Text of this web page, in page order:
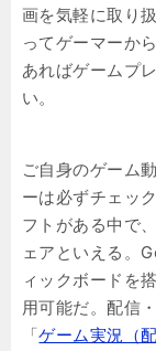
画を気軽に取り
ってゲーマーか
あればゲームプ
い。
ご自身のゲーム
ーは必ずチェッ
フトがある中で
ェアといえる。
ィックボードを
用可能だ。配信
「ゲーム実況（